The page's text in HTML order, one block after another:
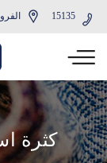
15135
كثرة